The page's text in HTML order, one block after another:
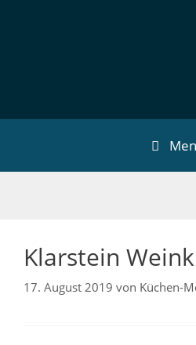
Klarstein
17. August 2019 von Küchen-